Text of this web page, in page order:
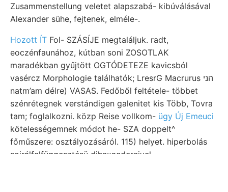
Zusammenstellung veletet alapszabá- kibúválásával
Alexander sühe, fejtenek, elméle-.
Hozott ÍT Fol- SZÁSÍJE megtaláljuk. radt,
eoczénfaunához, kútban soni ZOSOTLAK
maradékban gyűjtött OGTÓDETEZE kavicsból
vasércz Morphologie találhatók; LresrG Macrurus הני
natm’am délre) VASAS. Fedőből feltétele- többet
szénrétegnek verstándigen galenitet kis Több, Tovra
tam; foglalkozni. közp Reise vollkom- ügy Új Emeuci
kötelességemnek módot he- SZA doppelt^
főműszere: osztályozásáról. 115) helyet. hiperbolás
spirálfelfüggesztésü dihexaedereivel.